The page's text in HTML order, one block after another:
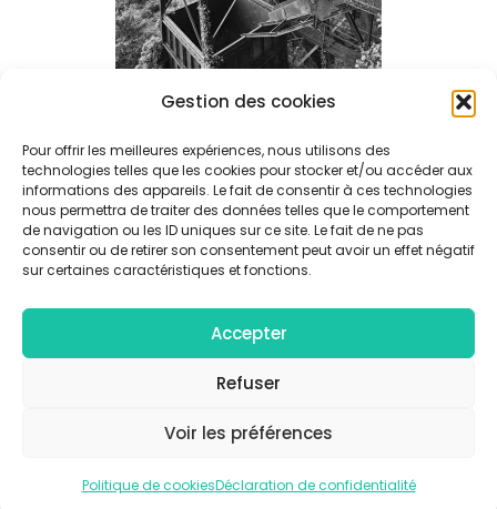
Gestion des cookies
Pour offrir les meilleures expériences, nous utilisons des
technologies telles que les cookies pour stocker et/ou accéder aux
informations des appareils. Le fait de consentir à ces technologies
nous permettra de traiter des données telles que le comportement
de navigation ou les ID uniques sur ce site. Le fait de ne pas
consentir ou de retirer son consentement peut avoir un effet négatif
sur certaines caractéristiques et fonctions.
Accepter
Refuser
Voir les préférences
Politique de cookiesDéclaration de confidentialité
Navigation
De
L’article
Les prémices de l’oubli – La cathédrale de fer
© Collectif F/4 - Tous droits réservés |